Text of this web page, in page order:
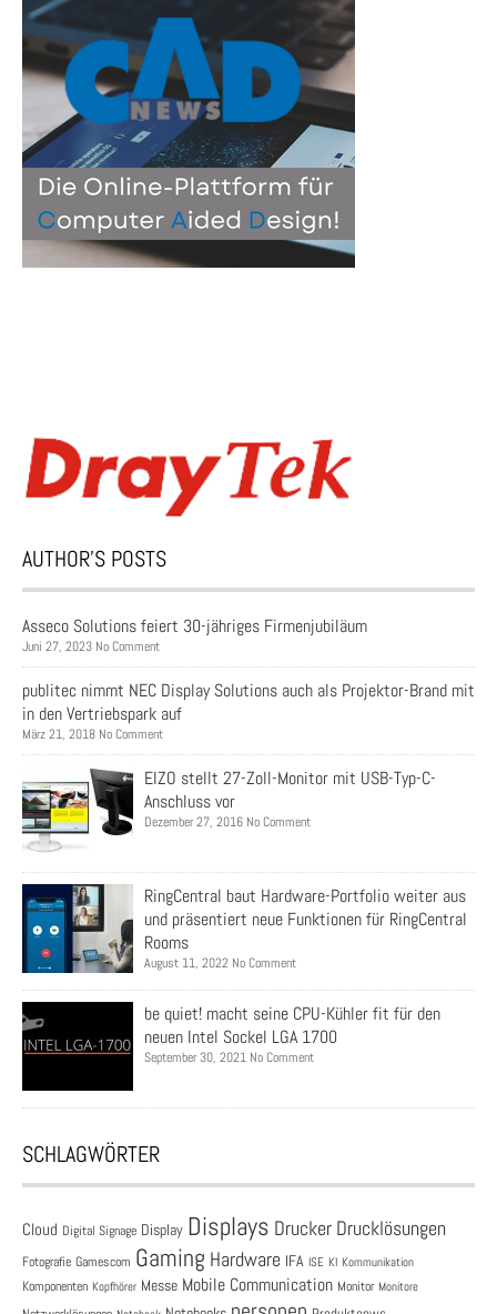
AUTHOR’S POSTS
Asseco Solutions feiert 30-jähriges Firmenjubiläum
Juni 27, 2023 No Comment
publitec nimmt NEC Display Solutions auch als Projektor-Brand mit
in den Vertriebspark auf
März 21, 2018 No Comment
EIZO stellt 27-Zoll-Monitor mit USB-Typ-C-
Anschluss vor
Dezember 27, 2016 No Comment
RingCentral baut Hardware-Portfolio weiter aus
und präsentiert neue Funktionen für RingCentral
Rooms
August 11, 2022 No Comment
be quiet! macht seine CPU-Kühler fit für den
neuen Intel Sockel LGA 1700
September 30, 2021 No Comment
SCHLAGWÖRTER
Cloud Digital Signage Display Displays Drucker Drucklösungen
Fotografie Gamescom Gaming Hardware IFA ISE KI Kommunikation
Komponenten Kopfhörer Messe Mobile Communication Monitor Monitore